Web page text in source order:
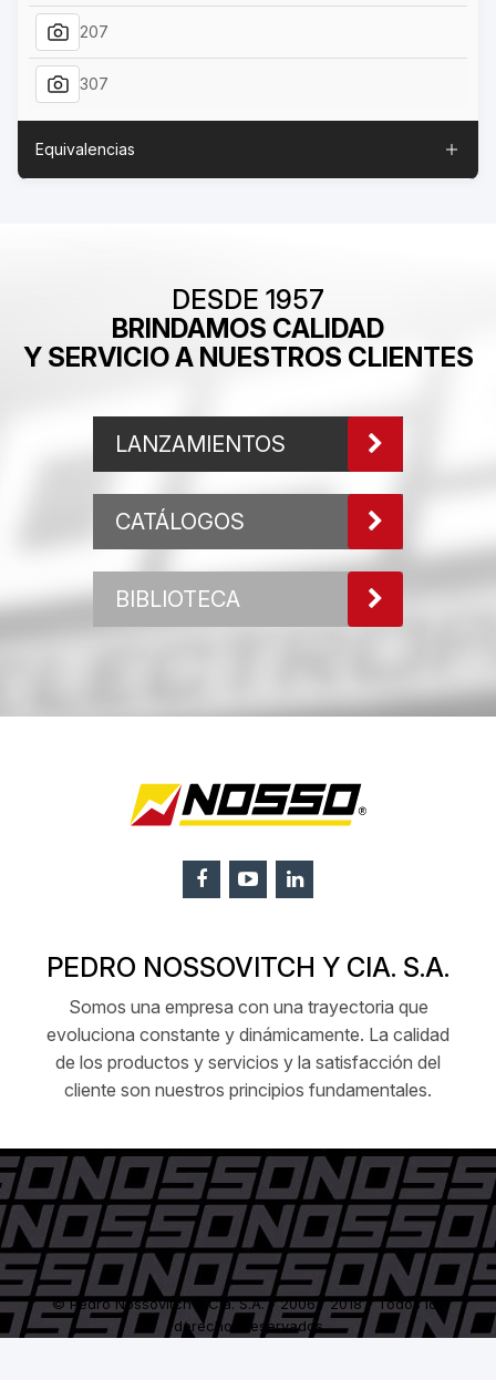
207
307
Equivalencias
DESDE 1957
BRINDAMOS CALIDAD
Y SERVICIO A NUESTROS CLIENTES
LANZAMIENTOS
CATÁLOGOS
BIBLIOTECA
PEDRO NOSSOVITCH Y CIA. S.A.
Somos una empresa con una trayectoria que
evoluciona constante y dinámicamente. La calidad
de los productos y servicios y la satisfacción del
cliente son nuestros principios fundamentales.
© Pedro Nossovitch y Cía. S.A. - 2006 / 2018 - Todos los
derechos reservados